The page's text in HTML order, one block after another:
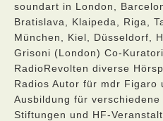
soundart in London,
Bratislava, Klaipeda, Riga,
München, Kiel, Düsseldorf,
Grisoni (London) Co-
RadioRevolten diverse
Radios Autor für mdr Figaro
Ausbildung für verschiedene
Stiftungen und HF-